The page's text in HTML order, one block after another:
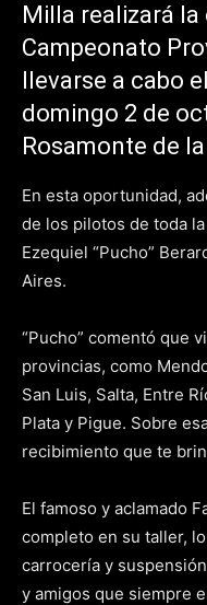
Milla realizará
Campeonato
llevarse a cabo
domingo 2 de
Rosamonte de
En esta oportunidad,
de los pilotos de toda
Ezequiel “Pucho”
Aires.
“Pucho” comentó que
provincias, como
San Luis, Salta, Entre
Plata y Pigue. Sobre
recibimiento que te
El famoso y aclamado
completo en su taller,
carrocería y
y amigos que siempre